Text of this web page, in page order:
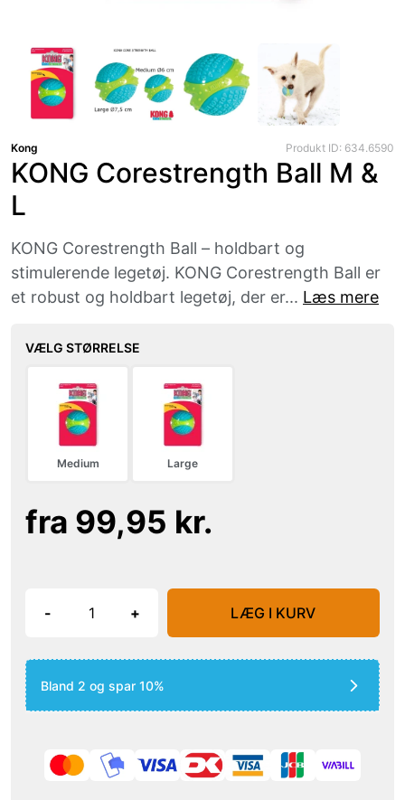
Kong Produkt ID: 634.6590
KONG Corestrength Ball M &
L
KONG Corestrength Ball – holdbart og
stimulerende legetøj. KONG Corestrength Ball er
et robust og holdbart legetøj, der er... Læs mere
VÆLG STØRRELSE
Medium Large
fra 99,95 kr.
- + LÆG I KURV
Bland 2 og spar 10%